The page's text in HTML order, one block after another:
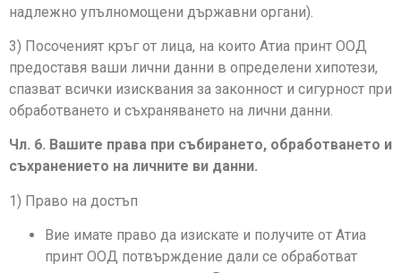
надлежно упълномощени държавни органи).
3) Посоченият кръг от лица, на които Атиа принт ООД
предоставя ваши лични данни в определени хипотези,
спазват всички изисквания за законност и сигурност при
обработването и съхраняването на лични данни.
Чл. 6. Вашите права при събирането, обработването и
съхранението на личните ви данни.
1) Право на достъп
Вие имате право да изискате и получите от Атиа
принт ООД потвърждение дали се обработват